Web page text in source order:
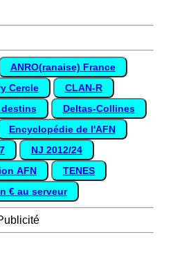
ANRO(ranaise) France
Cercle
CLAN-R
Deltas-Collines
Encyclopédie de l'AFN
NJ 2012/24
AFN
TENES
€ au serveur